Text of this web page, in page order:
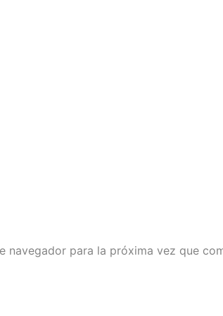
navegador para la próxima vez que